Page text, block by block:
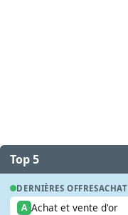
Top 5
DERNIÈRES OFFRESACHAT
A Achat et vente d'or